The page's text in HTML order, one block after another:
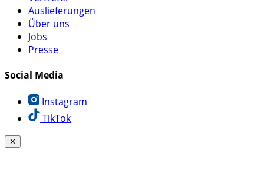
Auslieferungen
Über uns
Jobs
Presse
Social Media
Instagram
TikTok
✕